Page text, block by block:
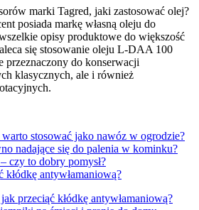
marki Tagred, jaki zastosować olej?
posiada markę własną oleju do
opisy produktowe do większość
się stosowanie oleju L-DAA 100
przeznaczony do konserwacji
klasycznych, ale i również
stosować jako nawóz w ogrodzie?
nadające się do palenia w kominku?
czy to dobry pomysł?
antywłamaniową?
przeciąć kłódkę antywłamaniową?